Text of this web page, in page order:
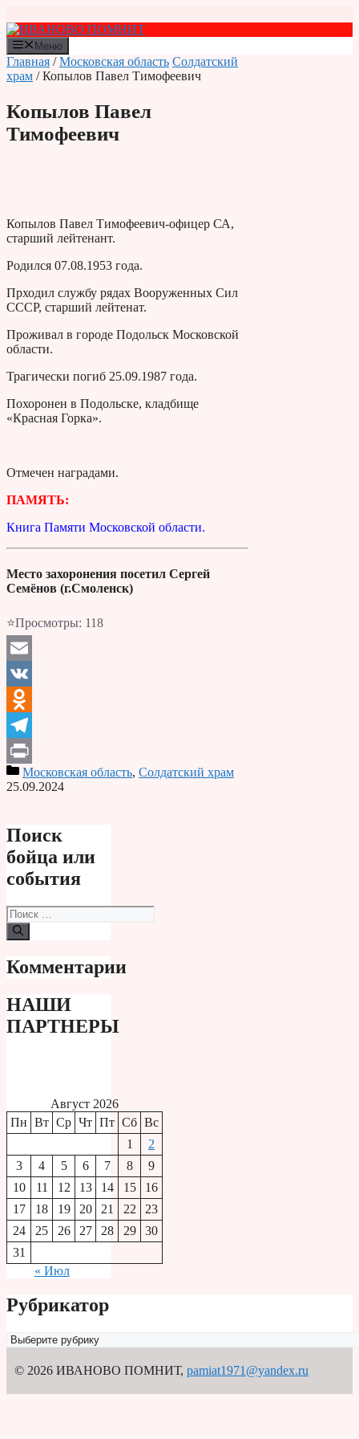
к
содержимому
Меню
Главная /Московская область Солдатский
храм / Копылов Павел Тимофеевич
Копылов Павел
Тимофеевич
Копылов Павел Тимофеевич-офицер СА,
старший лейтенант.
Родился 07.08.1953 года.
Прходил службу рядах Вооруженных Сил
СССР, старший лейтенат.
Проживал в городе Подольск Московской
области.
Трагически погиб 25.09.1987 года.
Похоронен в Подольске, кладбище
«Красная Горка».
Отмечен наградами.
ПАМЯТЬ:
Книга Памяти Московской области.
Место захоронения посетил Сергей
Семёнов (г.Смоленск)
⭐Просмотры: 118
Email
VK
Odnoklassniki
Telegram
PrintМосковская область, Солдатский храм
25.09.2024
Поиск
бойца или
события
Поиск:
Комментарии
НАШИ
ПАРТНЕРЫ
Август 2026
Пн Вт Ср Чт Пт Сб Вс
1
2
3
4 5 6 7 8
9
10
11 12 13 14 15
16
17
18 19 20 21 22
23
24
25 26 27 28 29
30
31
« Июл
Рубрикатор
Рубрикатор
© 2026 ИВАНОВО ПОМНИТ, pamiat1971@yandex.ru